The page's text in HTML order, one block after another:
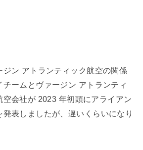
ジン アトランティック航空の関係
チームとヴァージン アトランティ
空会社が 2023 年初頭にアライアン
発表しましたが、遅いくらいになり